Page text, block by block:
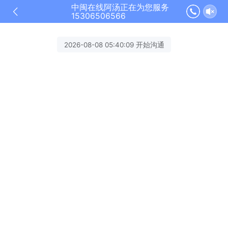
中闽在线阿汤正在为您服务
15306506566
2026-08-08 05:40:09 开始沟通